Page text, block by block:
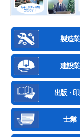
製造業
建設業
出版・
士業